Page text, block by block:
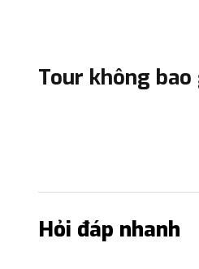
Tour không bao
Hỏi đáp nhanh